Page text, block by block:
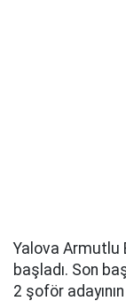
Yalova Armutlu
başladı. Son
2 şoför